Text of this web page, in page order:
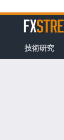
至
容
FXStreet
技術研究